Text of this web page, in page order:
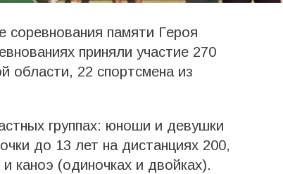
памяти Героя
приняли участие 270
области, 22 спортсмена из
группах: юноши и девушки
до 13 лет на дистанциях 200,
каноэ (одиночках и двойках).